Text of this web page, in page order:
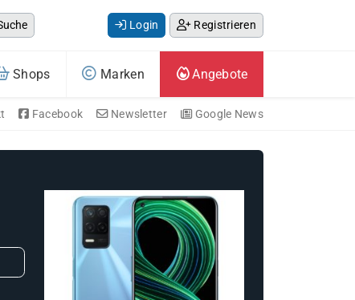
Login Registrieren
Shops Marken Angebote
Facebook Newsletter Google News